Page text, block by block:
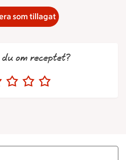
som tillagat
om receptet?